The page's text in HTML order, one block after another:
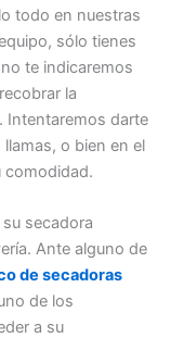
todo en nuestras
sólo tienes
te indicaremos
la
Intentaremos darte
o bien en el
comodidad.
secadora
Ante alguno de
de secadoras
de los
a su